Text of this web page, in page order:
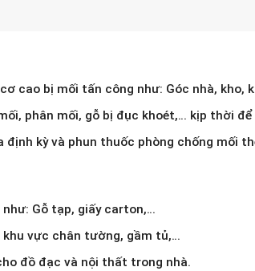
cao bị mối tấn công như: Góc nhà, kho,
phân mối, gỗ bị đục khoét,… kịp thời để
kỳ và phun thuốc phòng chống mối
Gỗ tạp, giấy carton,…
vực chân tường, gầm tủ,…
đồ đạc và nội thất trong nhà.